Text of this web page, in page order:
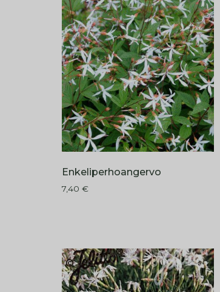
Enkeliperhoangervo
7,40 €